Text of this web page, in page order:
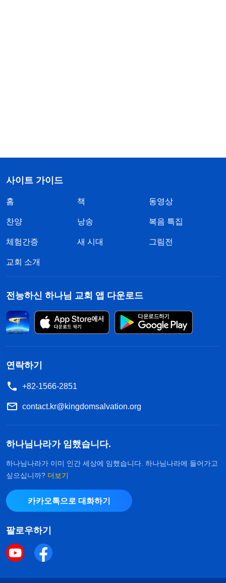
사이트 가이드
홈 책 동영상
찬양 낭송 복음 특집
체험간증 새 시대 그림전
교회 소개
전능하신 하나님 교회 앱 다운로드
연락하기
+82-1566-2851
contact.kr@kingdomsalvation.org
하나님나라가 임했습니다.
하나님나라가 이미 인간 세상에 임했습니다. 하나님나라에 들어가고
싶으십니까? 더보기
카카오톡으로 대화하기
팔로우하기